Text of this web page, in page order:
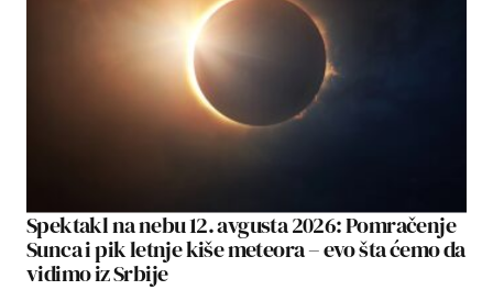
Spektakl na nebu 12. avgusta 2026: Pomračenje
Sunca i pik letnje kiše meteora – evo šta ćemo da
vidimo iz Srbije